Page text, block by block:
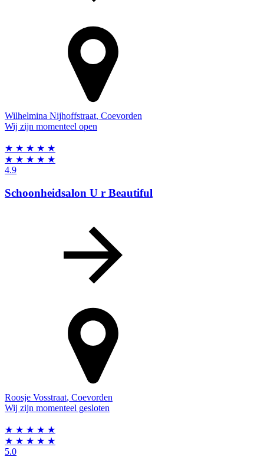
Wilhelmina Nijhoffstraat, Coevorden
Wij zijn momenteel open
★ ★ ★ ★ ★
★ ★ ★ ★ ★
4.9
Schoonheidsalon U r Beautiful
Roosje Vosstraat, Coevorden
Wij zijn momenteel gesloten
★ ★ ★ ★ ★
★ ★ ★ ★ ★
5.0